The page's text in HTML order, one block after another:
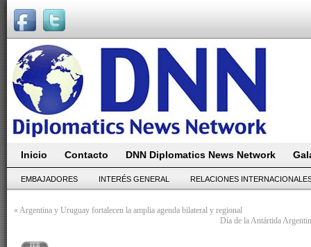
Inicio Contacto DNN Diplomatics News Network
EMBAJADORES INTERÉS GENERAL RELACIONES
«Argentina y Uruguay fortalecen la amplia agenda bilateral y regional
Día de la Antártida
FEB